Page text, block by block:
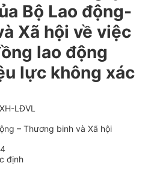
Bộ Lao động-
Xã hội về việc
lao động
lực không xác
LĐVL
– Thương binh và Xã hội
định